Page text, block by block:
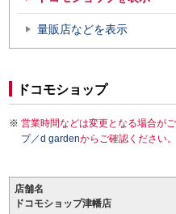
量販店などを表示
ドコモショップ
営業時間などは変更となる場合が
プ／d gardenからご確認ください。
店舗名
ドコモショップ津幡店